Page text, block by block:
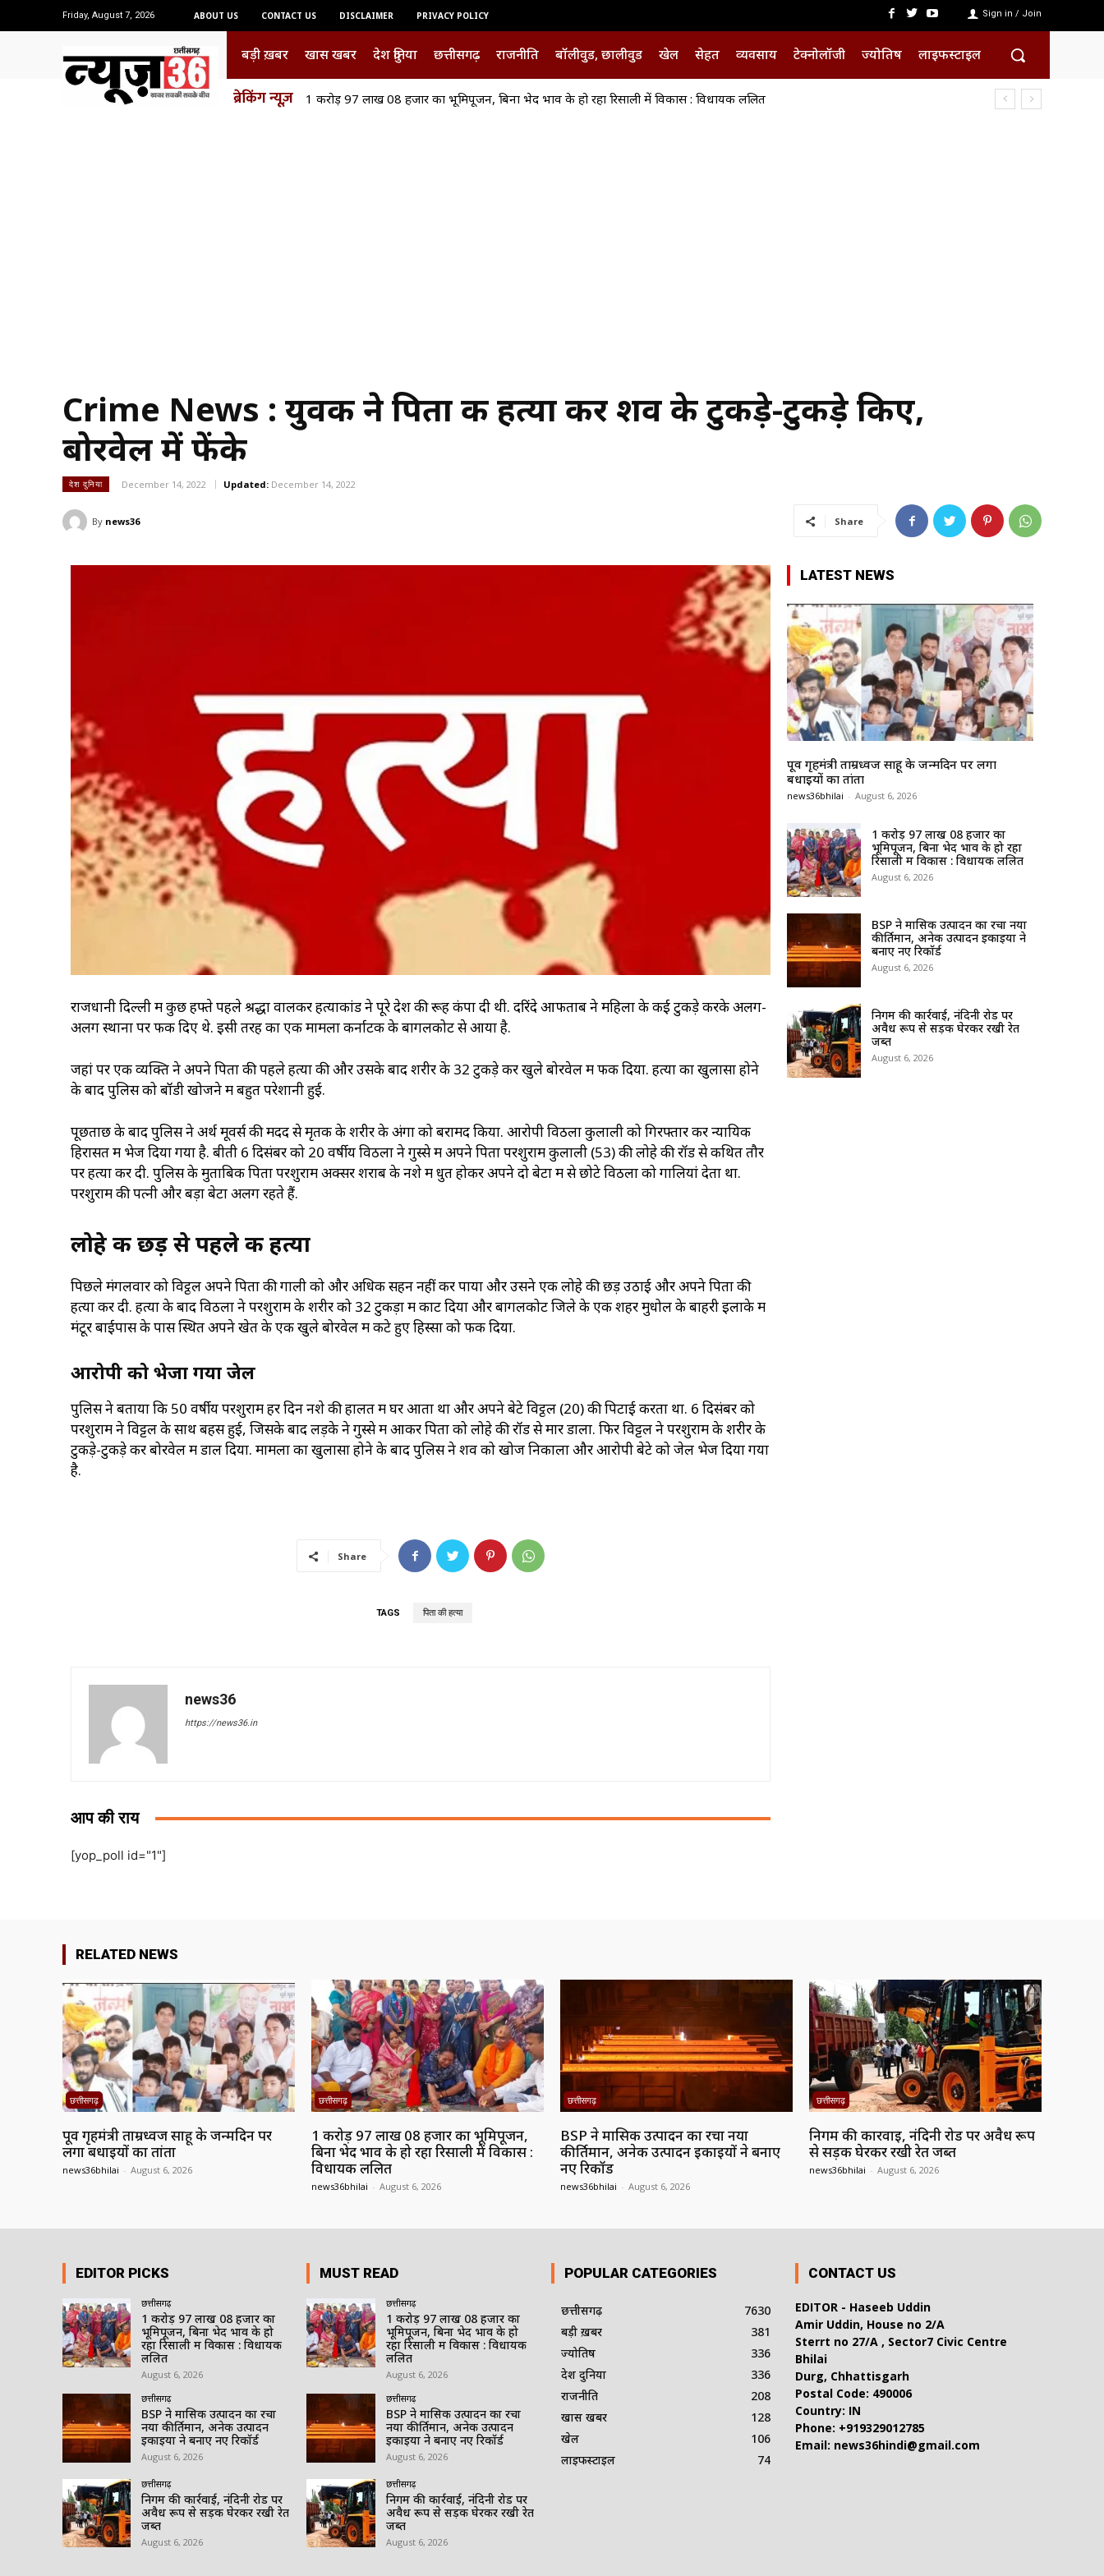
Friday, August 7, 2026 ABOUT US CONTACT US DISCLAIMER PRIVACY POLICY Sign in / Join
बड़ी ख़बर खास खबर देश दुनिया छत्तीसगढ़ राजनीति बॉलीवुड, छालीवुड खेल सेहत व्यवसाय टेक्नोलॉजी ज्योतिष लाइफस्टाइल
ब्रेकिंग न्यूज़ 1 करोड़ 97 लाख 08 हजार का भूमिपूजन, बिना भेद भाव के हो रहा रिसाली में विकास : विधायक ललित
Crime News : युवक ने पिता की हत्या कर शव के टुकड़े-टुकड़े किए,
बोरवेल में फेंके
देश दुनिया December 14, 2022 Updated: December 14, 2022
By news36 Share
राजधानी दिल्ली में कुछ हफ्ते पहले श्रद्धा वालकर हत्याकांड ने पूरे देश की रूह कंपा दी थी. दरिंदे आफताब ने महिला के कई टुकड़े करके अलग-
अलग स्थानों पर फेंक दिए थे. इसी तरह का एक मामला कर्नाटक के बागलकोट से आया है.
जहां पर एक व्यक्ति ने अपने पिता की पहले हत्या की और उसके बाद शरीर के 32 टुकड़े कर खुले बोरवेल में फेंक दिया. हत्या का खुलासा होने
के बाद पुलिस को बॉडी खोजने में बहुत परेशानी हुई.
पूछताछ के बाद पुलिस ने अर्थ मूवर्स की मदद से मृतक के शरीर के अंगों को बरामद किया. आरोपी विठला कुलाली को गिरफ्तार कर न्यायिक
हिरासत में भेज दिया गया है. बीती 6 दिसंबर को 20 वर्षीय विठला ने गुस्से में अपने पिता परशुराम कुलाली (53) की लोहे की रॉड से कथित तौर
पर हत्या कर दी. पुलिस के मुताबिक पिता परशुराम अक्सर शराब के नशे में धुत होकर अपने दो बेटों में से छोटे विठला को गालियां देता था.
परशुराम की पत्नी और बड़ा बेटा अलग रहते हैं.
लोहे की छड़ से पहले की हत्या
पिछले मंगलवार को विट्ठल अपने पिता की गाली को और अधिक सहन नहीं कर पाया और उसने एक लोहे की छड़ उठाई और अपने पिता की
हत्या कर दी. हत्या के बाद विठला ने परशुराम के शरीर को 32 टुकड़ों में काट दिया और बागलकोट जिले के एक शहर मुधोल के बाहरी इलाके में
मंटूर बाईपास के पास स्थित अपने खेत के एक खुले बोरवेल में कटे हुए हिस्सों को फेंक दिया.
आरोपी को भेजा गया जेल
पुलिस ने बताया कि 50 वर्षीय परशुराम हर दिन नशे की हालत में घर आता था और अपने बेटे विट्ठल (20) की पिटाई करता था. 6 दिसंबर को
परशुराम ने विट्टल के साथ बहस हुई, जिसके बाद लड़के ने गुस्से में आकर पिता को लोहे की रॉड से मार डाला. फिर विट्टल ने परशुराम के शरीर के
टुकड़े-टुकड़े कर बोरवेल में डाल दिया. मामला का खुलासा होने के बाद पुलिस ने शव को खोज निकाला और आरोपी बेटे को जेल भेज दिया गया
है.
Share
TAGS पिता की हत्या
news36
https://news36.in
आप की राय
[yop_poll id="1"]
LATEST NEWS
पूर्व गृहमंत्री ताम्रध्वज साहू के जन्मदिन पर लगा
बधाईयों का तांता
news36bhilai - August 6, 2026
1 करोड़ 97 लाख 08 हजार का
भूमिपूजन, बिना भेद भाव के हो रहा
रिसाली में विकास : विधायक ललित
August 6, 2026
BSP ने मासिक उत्पादन का रचा नया
कीर्तिमान, अनेक उत्पादन इकाइयों ने
बनाए नए रिकॉर्ड
August 6, 2026
निगम की कार्रवाई, नंदिनी रोड पर
अवैध रूप से सड़क घेरकर रखी रेत
जब्त
August 6, 2026
RELATED NEWS
छत्तीसगढ़
पूर्व गृहमंत्री ताम्रध्वज साहू के जन्मदिन पर
लगा बधाईयों का तांता
news36bhilai - August 6, 2026
छत्तीसगढ़
1 करोड़ 97 लाख 08 हजार का भूमिपूजन,
बिना भेद भाव के हो रहा रिसाली में विकास :
विधायक ललित
news36bhilai - August 6, 2026
छत्तीसगढ़
BSP ने मासिक उत्पादन का रचा नया
कीर्तिमान, अनेक उत्पादन इकाइयों ने बनाए
नए रिकॉर्ड
news36bhilai - August 6, 2026
छत्तीसगढ़
निगम की कार्रवाई, नंदिनी रोड पर अवैध रूप
से सड़क घेरकर रखी रेत जब्त
news36bhilai - August 6, 2026
EDITOR PICKS
छत्तीसगढ़
1 करोड़ 97 लाख 08 हजार का
भूमिपूजन, बिना भेद भाव के हो
रहा रिसाली में विकास : विधायक
ललित
August 6, 2026
छत्तीसगढ़
BSP ने मासिक उत्पादन का रचा
नया कीर्तिमान, अनेक उत्पादन
इकाइयों ने बनाए नए रिकॉर्ड
August 6, 2026
छत्तीसगढ़
निगम की कार्रवाई, नंदिनी रोड पर
अवैध रूप से सड़क घेरकर रखी रेत
जब्त
August 6, 2026
MUST READ
छत्तीसगढ़
1 करोड़ 97 लाख 08 हजार का
भूमिपूजन, बिना भेद भाव के हो
रहा रिसाली में विकास : विधायक
ललित
August 6, 2026
छत्तीसगढ़
BSP ने मासिक उत्पादन का रचा
नया कीर्तिमान, अनेक उत्पादन
इकाइयों ने बनाए नए रिकॉर्ड
August 6, 2026
छत्तीसगढ़
निगम की कार्रवाई, नंदिनी रोड पर
अवैध रूप से सड़क घेरकर रखी रेत
जब्त
August 6, 2026
POPULAR CATEGORIES
छत्तीसगढ़
7630
बड़ी ख़बर
381
ज्योतिष
336
देश दुनिया
336
राजनीति
208
खास खबर
128
खेल
106
लाइफस्टाइल
74
CONTACT US
EDITOR - Haseeb Uddin
Amir Uddin, House no 2/A
Sterrt no 27/A , Sector7 Civic Centre
Bhilai
Durg, Chhattisgarh
Postal Code: 490006
Country: IN
Phone: +919329012785
Email: news36hindi@gmail.com